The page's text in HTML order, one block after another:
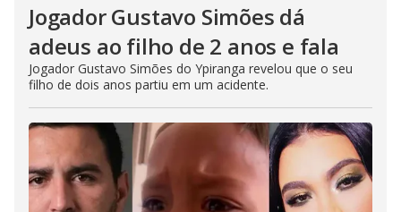
Jogador Gustavo Simões dá
adeus ao filho de 2 anos e fala
Jogador Gustavo Simões do Ypiranga revelou que o seu
filho de dois anos partiu em um acidente.